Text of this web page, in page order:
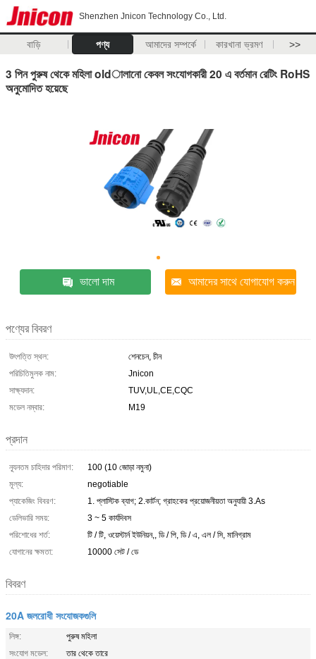
Shenzhen Jnicon Technology Co., Ltd.
বাড়ি পণ্য আমাদের সম্পর্কে কারখানা ভ্রমণ >>
3 পিন পুরুষ থেকে মহিলা oldালানো কেবল সংযোগকারী 20 এ বর্তমান রেটিং RoHS
অনুমোদিত হয়েছে
ভালো দাম আমাদের সাথে যোগাযোগ করুন
পণ্যের বিবরণ
উৎপত্তি স্থল:
শেনচেন, চীন
পরিচিতিমুলক নাম:
Jnicon
সাক্ষ্যদান:
TUV,UL,CE,CQC
মডেল নম্বার:
M19
প্রদান
ন্যূনতম চাহিদার পরিমাণ:
100 (10 জোড়া নমুনা)
মূল্য:
negotiable
প্যাকেজিং বিবরণ:
1. প্লাস্টিক ব্যাগ; 2.কার্টন; গ্রাহকের প্রয়োজনীয়তা অনুযায়ী 3.As
ডেলিভারি সময়:
3 ~ 5 কার্যদিবস
পরিশোধের শর্ত:
টি / টি, ওয়েস্টার্ন ইউনিয়ন,, ডি / পি, ডি / এ, এল / সি, মানিগ্রাম
যোগানের ক্ষমতা:
10000 সেট / ডে
বিবরণ
20A জলরোধী সংযোজকগুলি
লিঙ্গ:
পুরুষ মহিলা
সংযোগ মডেল:
তার থেকে তারে